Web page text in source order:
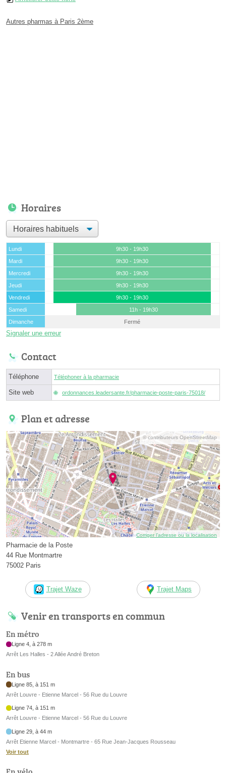
Autres pharmas à Paris 2ème
Horaires
Lundi
9h30 - 19h30
Mardi
9h30 - 19h30
Mercredi
9h30 - 19h30
Jeudi
9h30 - 19h30
Vendredi
9h30 - 19h30
Samedi
11h - 19h30
Dimanche
Fermé
Signaler une erreur
Contact
Téléphone Téléphoner à la pharmacie
Site web ordonnances.leadersante.fr/pharmacie-poste-paris-75018/
Plan et adresse
© contributeurs OpenStreetMap
Corriger l’adresse ou la localisation
Pharmacie de la Poste
44 Rue Montmartre
75002 Paris
Trajet Waze Trajet Maps
Venir en transports en commun
En métro
Ligne 4, à 278 m
Arrêt Les Halles - 2 Allée André Breton
En bus
Ligne 85, à 151 m
Arrêt Louvre - Etienne Marcel - 56 Rue du Louvre
Ligne 74, à 151 m
Arrêt Louvre - Etienne Marcel - 56 Rue du Louvre
Ligne 29, à 44 m
Arrêt Etienne Marcel - Montmartre - 65 Rue Jean-Jacques Rousseau
Voir tout